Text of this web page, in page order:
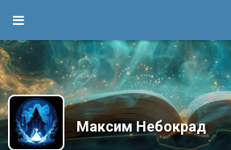
Максим Небокрад